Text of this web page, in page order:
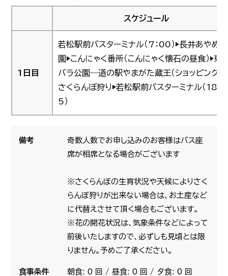
スケジュール
1日目
若松駅前バスターミナル（7：00）▶長井あやめ公
園▶こんにゃく番所（こんにゃく懐石の昼食）▶東
バラ公園―道の駅やまがた蔵王（ショッピング）▶
さくらんぼ狩り▶若松駅前バスターミナル（18：4
5）
備考
奇数人数でお申し込みのお客様はバス座
席が相席となる場合がございます
※さくらんぼの生育状況や天候によりさく
らんぼ狩りが出来ない場合は、お土産など
に代替えさせて頂く場合もございます。
※花の開花状況は、気象条件などによって
前後いたしますので、必ずしも見頃とは限
りません。予めご了承ください。
食事条件 朝食: 0 回 / 昼食: 0 回 / 夕食: 0 回